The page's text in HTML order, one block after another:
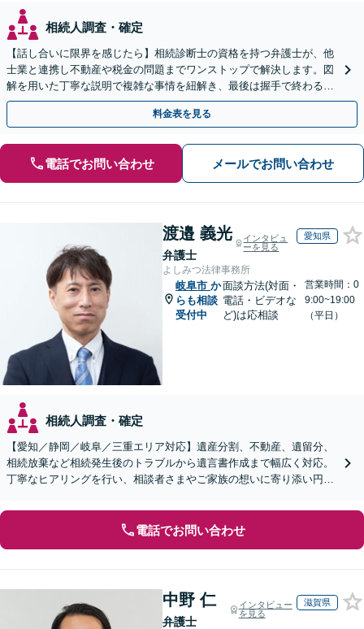
相続人調査・確定
【話し合いに限界を感じたら】相続診断士の資格を持つ弁護士が、他
士業と連携し不動産や税金の問題までワンストップで解決します。図
解を用いた丁寧な説明で複雑な事情を紐解き、最後は握手で終わる円
満な解決へ導きます。【東海エリア・神奈川県対応】
料金表を見る
電話でお問い合わせ メールでお問い合わせ
渡邉 義光
弁護士
インタビュ
ーを見る
愛知県
よしみつ法律事務所
岐阜市 か
らも相談
受付中
面談方法(対面・
電話・ビデオな
ど)は応相談
営業時間：0
9:00~19:00
（平日）
相続人調査・確定
【愛知／静岡／岐阜／三重エリア対応】遺産分割、不動産、遺留分、
相続放棄など相続発生後のトラブルから遺言書作成まで幅広く対応。
丁寧なヒアリングを行い、相談者さまやご家族の想いに寄り添い円滑
電話でお問い合わせ
中野 仁
弁護士
インタビュー
を見る
滋賀県